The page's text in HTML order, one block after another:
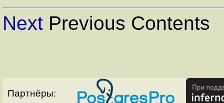
Next Previous Contents
Партнёры: